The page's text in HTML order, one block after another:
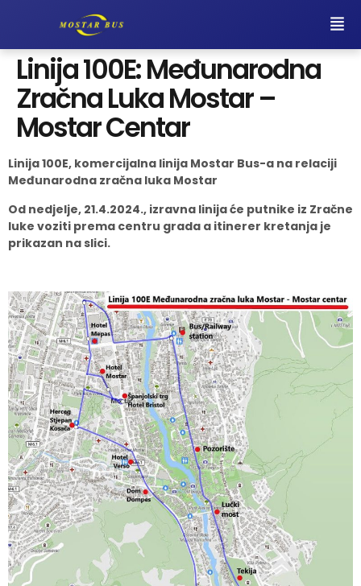
Linija 100E: Međunarodna
Zračna Luka Mostar –
Mostar Centar
Linija 100E, komercijalna linija Mostar Bus-a na relaciji
Međunarodna zračna luka Mostar
Od nedjelje, 21.4.2024., izravna linija će putnike iz Zračne
luke voziti prema centru grada a itinerer kretanja je
prikazan na slici.